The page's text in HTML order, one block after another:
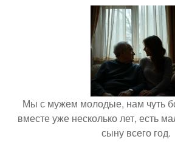
Мы с мужем молодые, нам чуть
вместе уже несколько лет, есть
сыну всего год.